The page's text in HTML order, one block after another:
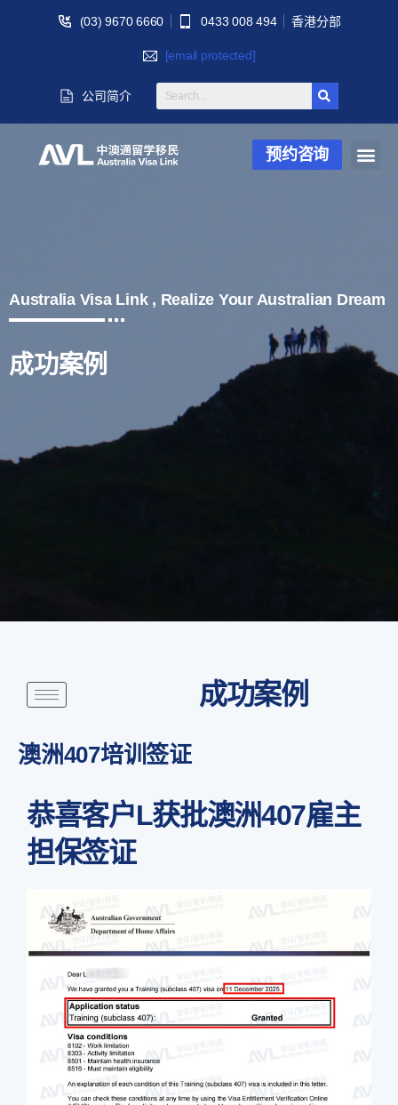
(03) 9670 6660 0433 008 494 香港分部
[email protected]
公司简介
预约咨询
Australia Visa Link , Realize Your Australian Dream
成功案例
成功案例
澳洲407培训签证
恭喜客户L获批澳洲407雇主
担保签证